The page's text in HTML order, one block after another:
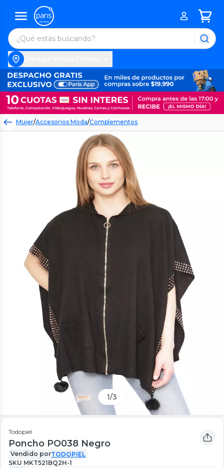
Mujer/Accesorios Moda/Complementos
1/3
Todopiel
Poncho PO038 Negro
Vendido porTODOPIEL
SKU MKT521BQ2H-1